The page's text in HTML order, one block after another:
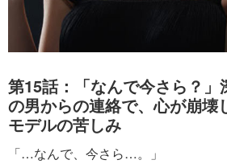
第15話：「なんで今さら？」
の男からの連絡で、心が崩壊
モデルの苦しみ
「…なんで、今さら…。」